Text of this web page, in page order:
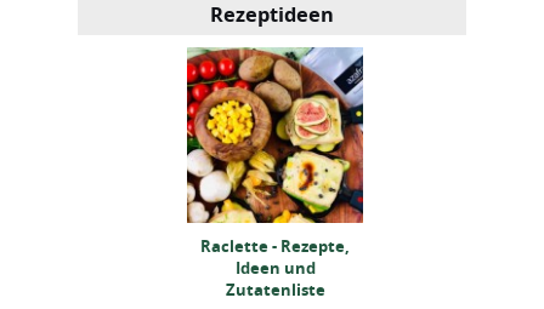
Rezeptideen
Raclette - Rezepte,
Ideen und
Zutatenliste